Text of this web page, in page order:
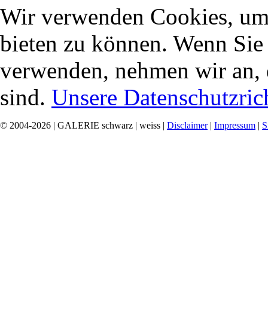
Wir verwenden Cookies,
bieten zu können. Wenn
verwenden, nehmen wir
sind. Unsere
© 2004-2026 | GALERIE schwarz | weiss | Disclaimer| Impressum |